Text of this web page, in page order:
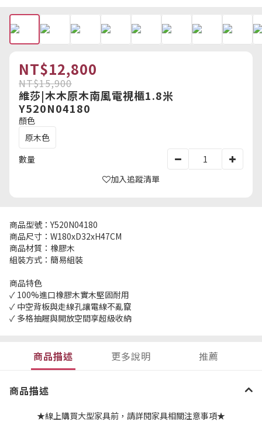
NT$12,800
NT$15,900
維莎|木木原木南風電視櫃1.8米
Y520N04180
顏色
原木色
數量
加入追蹤清單
商品型號：Y520N04180
商品尺寸：W180xD32xH47CM
商品材質：橡膠木
組裝方式：簡易組裝
商品特色
✓ 100%進口橡膠木實木堅固耐用
✓ 中空背板與走線孔讓電線不亂竄
✓ 多格抽屜與開放空間享超級收納
商品描述 更多說明 推薦
商品描述
★線上購買大型家具前，請詳閱家具相關注意事項★